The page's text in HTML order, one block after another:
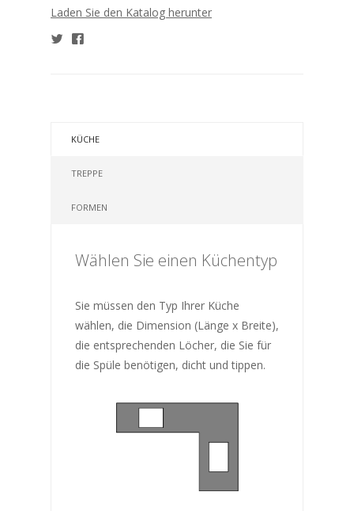
Laden Sie den Katalog herunter
KÜCHE
TREPPE
FORMEN
Wählen Sie einen Küchentyp
Sie müssen den Typ Ihrer Küche
wählen, die Dimension (Länge x Breite),
die entsprechenden Löcher, die Sie für
die Spüle benötigen, dicht und tippen.